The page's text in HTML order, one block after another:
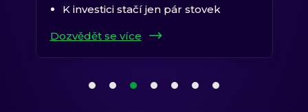
K investici stačí jen pár stovek
Dozvědět se více
1. položka karuselu
2. položka karuselu
3. položka karuselu
(aktuální položka)
4. položka karuselu
5. položka karuselu
6. položka karuselu
7. položka karuselu